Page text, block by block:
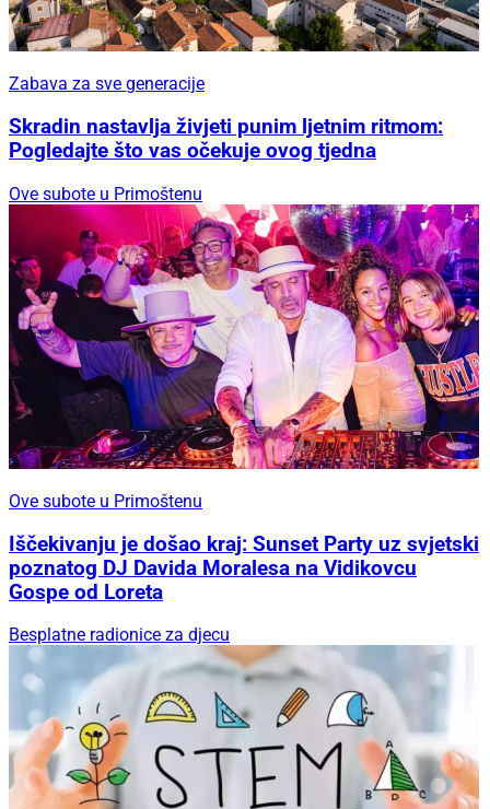
Zabava za sve generacije
Skradin nastavlja živjeti punim ljetnim ritmom:
Pogledajte što vas očekuje ovog tjedna
Ove subote u Primoštenu
Ove subote u Primoštenu
Iščekivanju je došao kraj: Sunset Party uz svjetski
poznatog DJ Davida Moralesa na Vidikovcu
Gospe od Loreta
Besplatne radionice za djecu